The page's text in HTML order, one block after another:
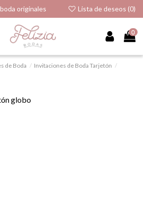
originales Lista de deseos (0)
0
de Boda
Invitaciones de Boda Tarjetón